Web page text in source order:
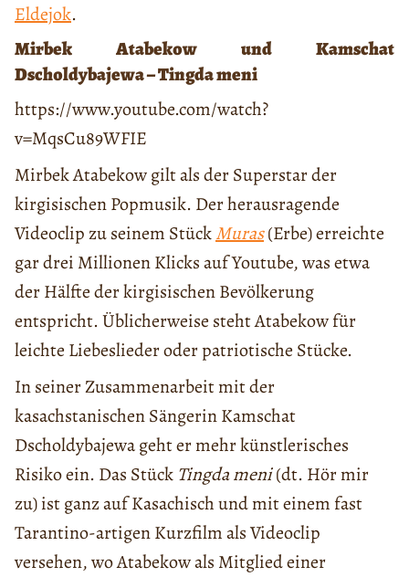
Eldejok.
Mirbek Atabekow und Kamschat
Dscholdybajewa – Tingda meni
https://www.youtube.com/watch?
v=MqsCu89WFIE
Mirbek Atabekow gilt als der Superstar der
kirgisischen Popmusik. Der herausragende
Videoclip zu seinem StückMuras(Erbe) erreichte
gar drei Millionen Klicks auf Youtube, was etwa
der Hälfte der kirgisischen Bevölkerung
entspricht. Üblicherweise steht Atabekow für
leichte Liebeslieder oder patriotische Stücke.
In seiner Zusammenarbeit mit der
kasachstanischen Sängerin Kamschat
Dscholdybajewa geht er mehr künstlerisches
Risiko ein. Das Stück Tingda meni(dt. Hör mir
zu) ist ganz auf Kasachisch und mit einem fast
Tarantino-artigen Kurzfilm als Videoclip
versehen, wo Atabekow als Mitglied einer